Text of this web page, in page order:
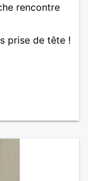
rencontre
prise de tête !